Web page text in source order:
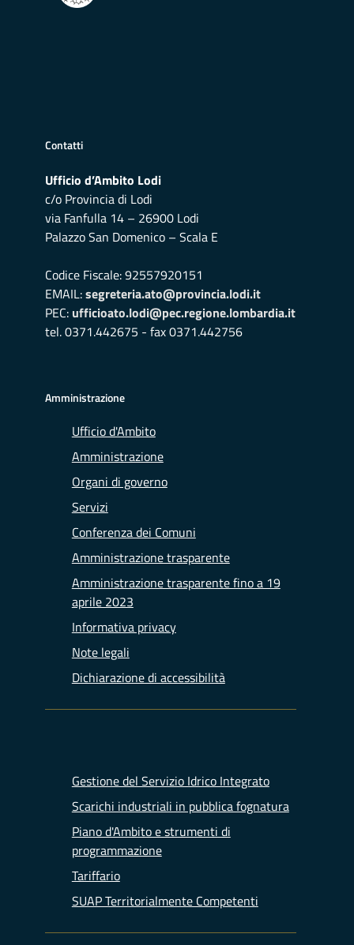
Contatti
Ufficio d’Ambito Lodi
c/o Provincia di Lodi
via Fanfulla 14 – 26900 Lodi
Palazzo San Domenico – Scala E
Codice Fiscale: 92557920151
EMAIL:segreteria.ato@provincia.lodi.it
PEC: ufficioato.lodi@pec.regione.lombardia.it
tel. 0371.442675 - fax 0371.442756
Amministrazione
Ufficio d'Ambito
Amministrazione
Organi di governo
Servizi
Conferenza dei Comuni
Amministrazione trasparente
Amministrazione trasparente fino a 19
aprile 2023
Informativa privacy
Note legali
Dichiarazione di accessibilità
Gestione del Servizio Idrico Integrato
Scarichi industriali in pubblica fognatura
Piano d'Ambito e strumenti di
programmazione
Tariffario
SUAP Territorialmente Competenti